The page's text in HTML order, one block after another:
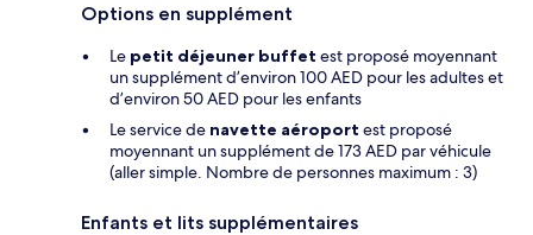
Options en supplément
Le petit déjeuner buffet est proposé moyennant
un supplément d’environ 100 AED pour les adultes et
d’environ 50 AED pour les enfants
Le service de navette aéroport est proposé
moyennant un supplément de 173 AED par véhicule
(aller simple. Nombre de personnes maximum : 3)
Enfants et lits supplémentaires